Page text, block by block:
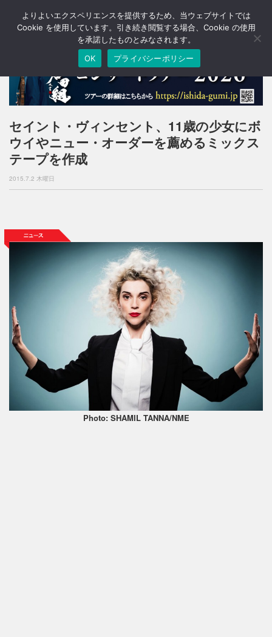
T
o
a
v
g
a
n
セイント・ヴィンセント、11歳の少女にボ
ウイやニュー・オーダーを薦めるミックス
テープを作成
2015.7.2 木曜日
Photo: SHAMIL TANNA/NME
よりよいエクスペリエンスを提供するため、当ウェブサイトでは
Cookie を使用しています。引き続き閲覧する場合、Cookie の使用
を承諾したものとみなされます。
OK
プライバシーポリシー